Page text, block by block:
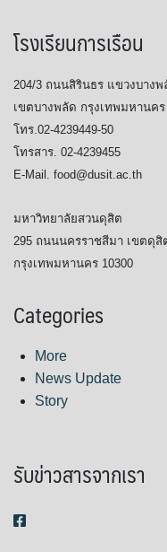
โรงเรียนการเรือน
204/3 ถนนสิรินธร แขวงบางพ
เขตบางพลัด กรุงเทพมหานคร
โทร.02-4239449-50
โทรสาร. 02-4239455
E-Mail. food@dusit.ac.th
มหาวิทยาลัยสวนดุสิต
295 ถนนนครราชสีมา เขตดุสิ
กรุงเทพมหานคร 10300
Categories
More
News Update
Story
รับข่าวสารจากเรา